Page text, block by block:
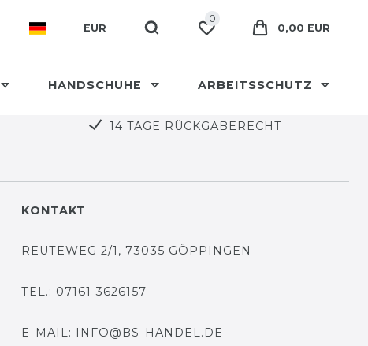
EUR
0
0,00 EUR
HANDSCHUHE ARBEITSSCHUTZ
14 TAGE RÜCKGABERECHT
KONTAKT
REUTEWEG 2/1, 73035 GÖPPINGEN
TEL.: 07161 3626157
E-MAIL: INFO@BS-HANDEL.DE